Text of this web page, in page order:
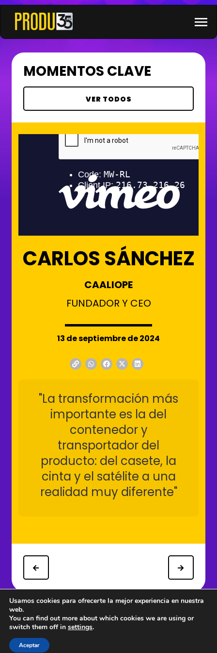
menu
×
MOMENTOS CLAVE
VER TODOS
CARLOS SÁNCHEZ
CAALIOPE
FUNDADOR Y CEO
13 de septiembre de 2024
"La transformación más
importante es la del
contenedor y
transportador del
producto: del casete, la
cinta y el satélite a una
realidad muy diferente"
© 1997 - 2026 PRODU - Todos los derechos reservados.
Usamos cookies para ofrecerte la mejor experiencia en nuestra
web.
You can find out more about which cookies we are using or
switch them off in settings.
Aceptar